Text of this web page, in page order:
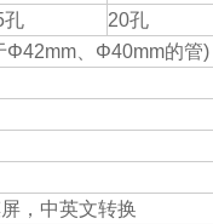
孔
20孔
Φ42mm、Φ40mm的管)
，中英文转换